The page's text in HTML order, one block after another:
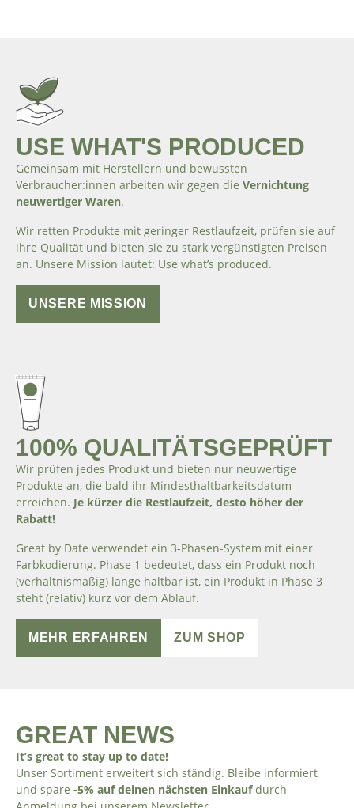
USE WHAT'S PRODUCED
Gemeinsam mit Herstellern und bewussten
Verbraucher:innen arbeiten wir gegen die Vernichtung
neuwertiger Waren.
Wir retten Produkte mit geringer Restlaufzeit, prüfen sie auf
ihre Qualität und bieten sie zu stark vergünstigten Preisen
an. Unsere Mission lautet: Use what’s produced.
UNSERE MISSION
100% QUALITÄTSGEPRÜFT
Wir prüfen jedes Produkt und bieten nur neuwertige
Produkte an, die bald ihr Mindesthaltbarkeitsdatum
erreichen. Je kürzer die Restlaufzeit, desto höher der
Rabatt!
Great by Date verwendet ein 3-Phasen-System mit einer
Farbkodierung. Phase 1 bedeutet, dass ein Produkt noch
(verhältnismäßig) lange haltbar ist, ein Produkt in Phase 3
steht (relativ) kurz vor dem Ablauf.
MEHR ERFAHREN ZUM SHOP
GREAT NEWS
It’s great to stay up to date!
Unser Sortiment erweitert sich ständig. Bleibe informiert
und spare -5% auf deinen nächsten Einkaufdurch